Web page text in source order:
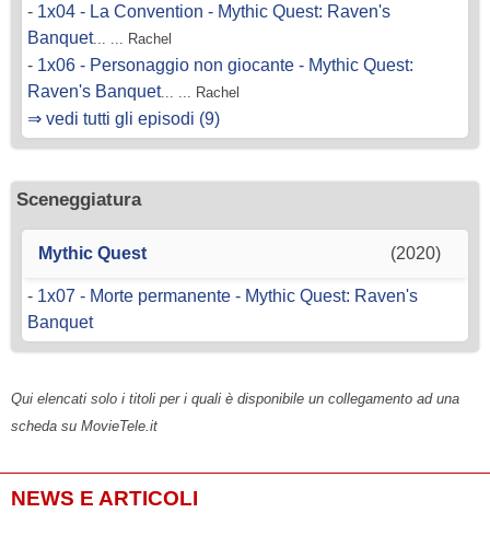
- 1x04 - La Convention - Mythic Quest: Raven's
Banquet... ... Rachel
- 1x06 - Personaggio non giocante - Mythic Quest:
Raven's Banquet... ... Rachel
⇒ vedi tutti gli episodi (9)
Sceneggiatura
Mythic Quest (2020)
- 1x07 - Morte permanente - Mythic Quest: Raven's
Banquet
Qui elencati solo i titoli per i quali è disponibile un collegamento ad una
scheda su MovieTele.it
NEWS E ARTICOLI